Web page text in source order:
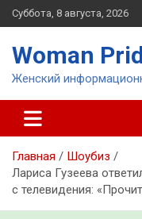
Перейти
к
Суббота, 8 августа, 2026
Woman
Женский
Главная
Шоубиз
Лариса Гузеева
с телевидения: